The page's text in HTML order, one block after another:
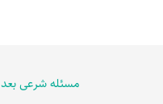
مسئله شرعی بعد